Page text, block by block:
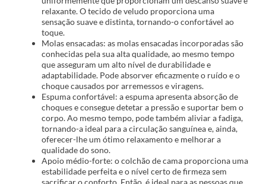
relaxante. O tecido de veludo proporciona uma
sensação suave e distinta, tornando-o confortável ao
toque.
Molas ensacadas: as molas ensacadas incorporadas são
conhecidas pela sua alta qualidade, ao mesmo tempo
que asseguram um alto nível de durabilidade e
adaptabilidade. Pode absorver eficazmente o ruído e o
choque causados por arremessos e viragens.
Espuma confortável: a espuma apresenta absorção de
choques e consegue detetar a pressão e suportar bem o
corpo. Ao mesmo tempo, pode também aliviar a fadiga,
tornando-a ideal para a circulação sanguínea e, ainda,
oferecer-lhe um ótimo relaxamento e melhorar a
qualidade do sono.
Apoio médio-forte: o colchão de cama proporciona uma
estabilidade perfeita e o nível certo de firmeza sem